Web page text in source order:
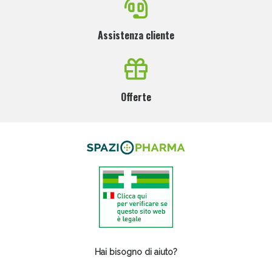
Assistenza cliente
Offerte
Hai bisogno di aiuto?